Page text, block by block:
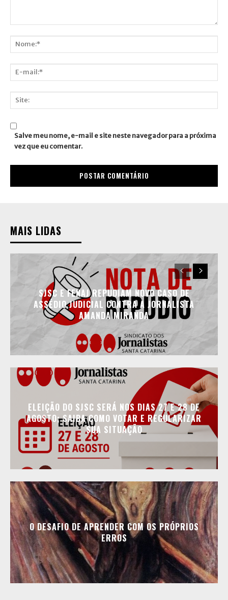
mail:*
Salve meu nome, e-mail e site neste navegador para a próxima
vez que eu comentar.
MAIS LIDAS
SJSC E FENAJ REPUDIAM NOVO CASO DE
ASSÉDIO JUDICIAL CONTRA A JORNALISTA
AMANDA MIRANDA
ELEIÇÃO DO SJSC SERÁ NOS DIAS 27 E 28 DE
AGOSTO; SAIBA COMO VOTAR E REGULARIZAR
SUA SITUAÇÃO
O DESAFIO DE APRENDER COM OS PRÓPRIOS
ERROS